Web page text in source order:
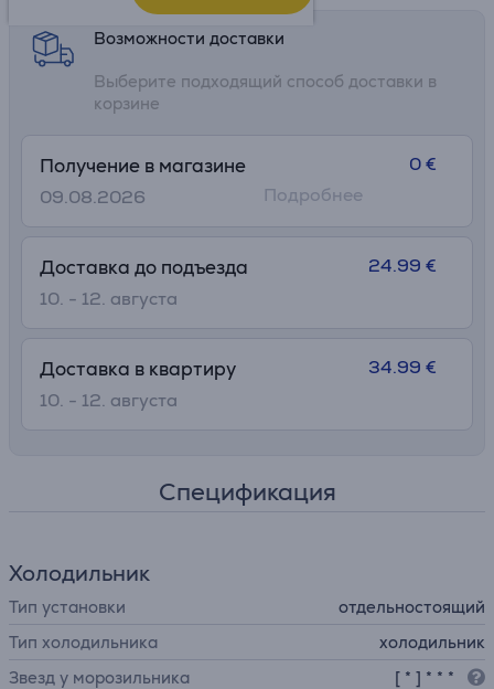
Возможности доставки
Выберите подходящий способ доставки в
корзине
Получение в магазине
09.08.2026
0 €
Подробнее
Доставка до подъезда
10. - 12. августа
24.99 €
Доставка в квартиру
10. - 12. августа
34.99 €
Спецификация
Холодильник
Тип установки
отдельностоящий
Тип холодильника
холодильник
Звезд у морозильника
[ * ] * * *